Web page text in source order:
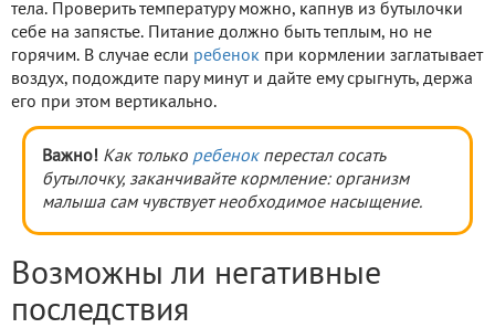
тела. Проверить температуру можно, капнув из бутылочки
себе на запястье. Питание должно быть теплым, но не
горячим. В случае если ребенок при кормлении заглатывает
воздух, подождите пару минут и дайте ему срыгнуть, держа
его при этом вертикально.
Важно! Как только ребенокперестал сосать
бутылочку, заканчивайте кормление: организм
малыша сам чувствует необходимое насыщение.
Возможны ли негативные
последствия